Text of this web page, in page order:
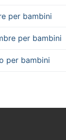
per bambini
per bambini
per bambini